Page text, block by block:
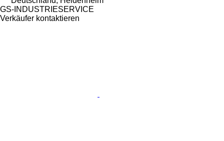
GS-INDUSTRIESERVICE
Verkäufer kontaktieren